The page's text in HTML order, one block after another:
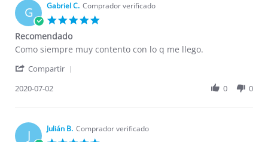
on
24
Aug
G Gabriel C. Comprador verificado
Recomendado
Review
Gabriel
on
Jul
2020
review
Recomendado
Como siempre muy contento con lo q me llego.
Compartir
Gabriel
on
2
2020-07-02 0 0
J Julián B. Comprador verificado